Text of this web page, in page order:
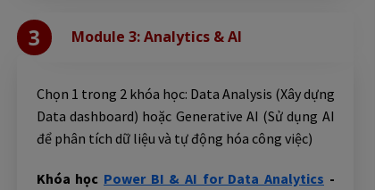
Khóa học Power BI & AI for Data Analytics -
Chọn 1 trong 2 khóa học: Data Analysis (Xây dựng
Data dashboard) hoặc Generative AI (Sử dụng AI
để phân tích dữ liệu và tự động hóa công việc)
Module 3: Analytics & AI
3